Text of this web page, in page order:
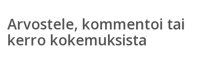
Arvostele, kommentoi tai
kerro kokemuksista